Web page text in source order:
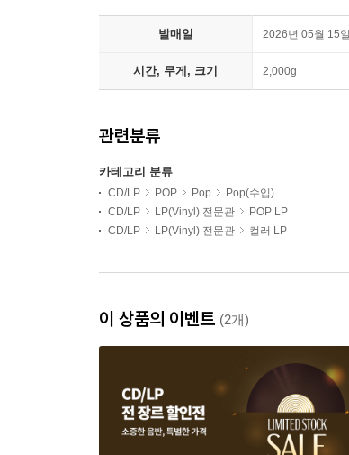
발매일 2026년 05월 15일
시간, 무게, 크기 2,000g
관련분류
카테고리 분류
CD/LP POP Pop
Pop(수입)
CD/LP
LP(Vinyl) 전문관
POP LP
CD/LP
LP(Vinyl) 전문관 컬러 LP
이 상품의 이벤트 (2개)